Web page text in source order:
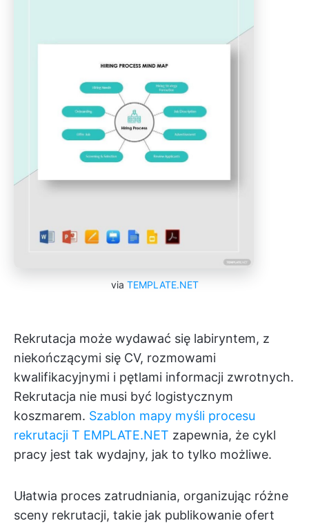
via TEMPLATE.NET
Rekrutacja może wydawać się labiryntem, z
niekończącymi się CV, rozmowami
kwalifikacyjnymi i pętlami informacji zwrotnych.
Rekrutacja nie musi być logistycznym
koszmarem. Szablon mapy myśli procesu
rekrutacji T EMPLATE.NET zapewnia, że cykl
pracy jest tak wydajny, jak to tylko możliwe.
Ułatwia proces zatrudniania, organizując różne
sceny rekrutacji, takie jak publikowanie ofert